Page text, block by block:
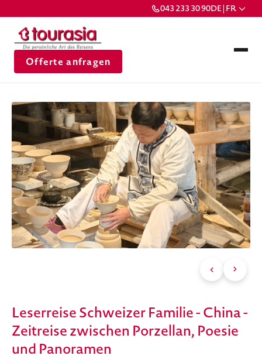
043 233 30 90DE | FR
Offerte anfragen
Leserreise Schweizer Familie - China -
Zeitreise zwischen Porzellan, Poesie
und Panoramen